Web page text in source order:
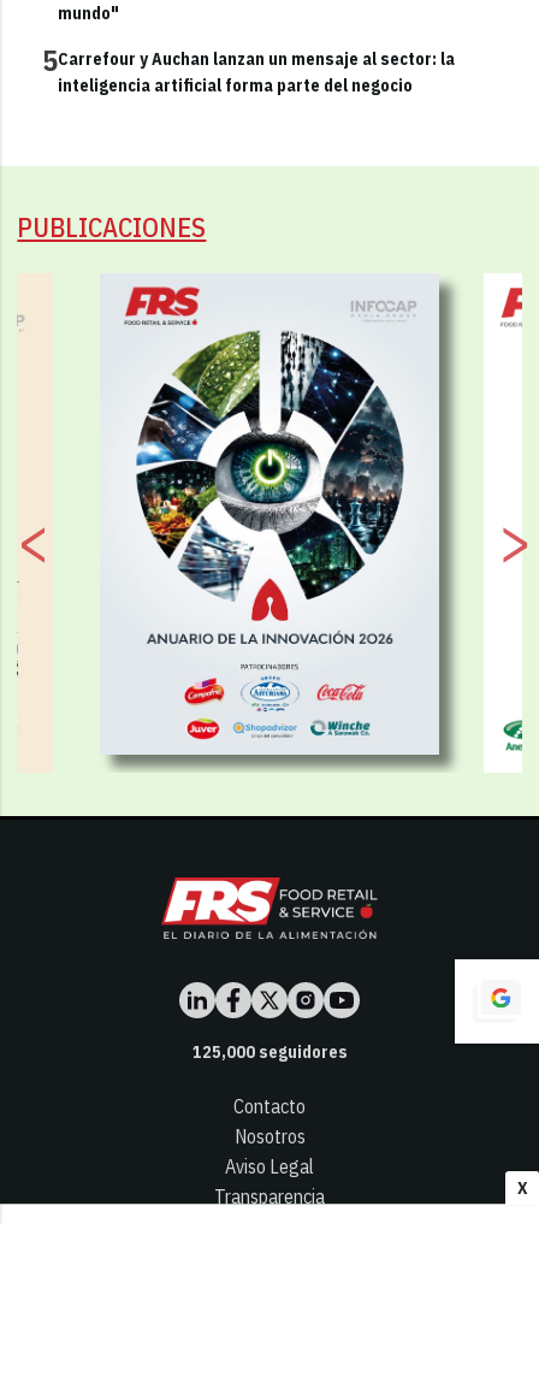
X
mundo"
5Carrefour y Auchan lanzan un mensaje al sector: la
inteligencia artificial forma parte del negocio
PUBLICACIONES
125,000seguidores
Contacto
Nosotros
Aviso Legal
Transparencia